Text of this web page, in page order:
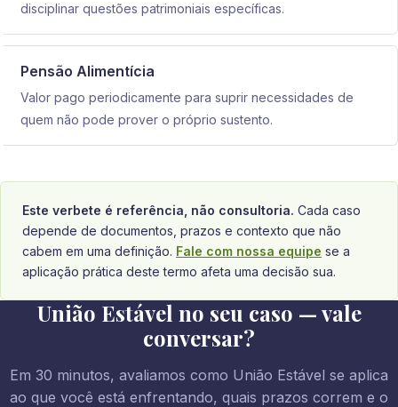
disciplinar questões patrimoniais específicas.
Pensão Alimentícia
Valor pago periodicamente para suprir necessidades de
quem não pode prover o próprio sustento.
Este verbete é referência, não consultoria. Cada caso
depende de documentos, prazos e contexto que não
cabem em uma definição. Fale com nossa equipe se a
aplicação prática deste termo afeta uma decisão sua.
União Estável no seu caso — vale
conversar?
Em 30 minutos, avaliamos como União Estável se aplica
ao que você está enfrentando, quais prazos correm e o